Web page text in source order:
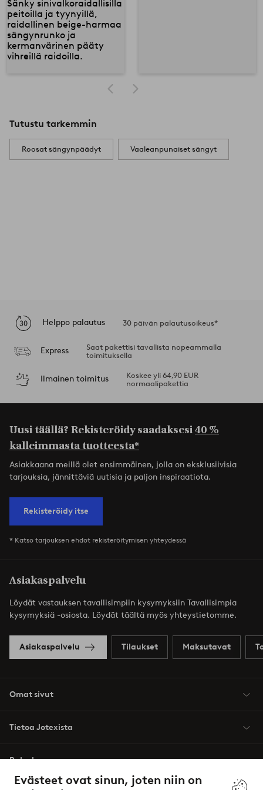
Evästeet ovat sinun, joten niin on
Tutustu tarkemmin
Roosat sängynpäädyt Vaaleanpunaiset sängyt
Helppo palautus 30 päivän palautusoikeus*
Express
Saat pakettisi tavallista nopeammalla
toimituksella
Ilmainen toimitus
Koskee yli 64,90 EUR
normaalipakettia
Uusi täällä? Rekisteröidy saadaksesi40 %
kalleimmasta tuotteesta*
Asiakkaana meillä olet ensimmäinen, jolla on eksklusiivisia
tarjouksia, jännittäviä uutisia ja paljon inspiraatiota.
Rekisteröidy itse
* Katso tarjouksen ehdot rekisteröitymisen yhteydessä
Asiakaspalvelu
Löydät vastauksen tavallisimpiin kysymyksiin Tavallisimpia
kysymyksiä -osiosta. Löydät täältä myös yhteystietomme.
Asiakaspalvelu Tilaukset Maksutavat
Omat sivut
Tietoa Jotexista
Palvelumme